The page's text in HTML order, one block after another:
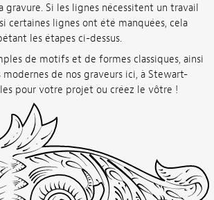
gravure. Si les lignes nécessitent un travail
certaines lignes ont été manquées, cela
les étapes ci-dessus.
de motifs et de formes classiques, ainsi
de nos graveurs ici, à Stewart-
pour votre projet ou créez le vôtre !